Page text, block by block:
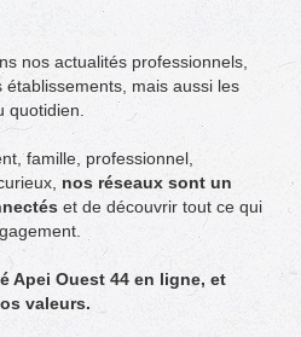
nos actualités professionnels,
mais aussi les
quotidien.
famille, professionnel,
nos réseaux sont un
et de découvrir tout ce qui
Apei Ouest 44 en ligne, et
valeurs.